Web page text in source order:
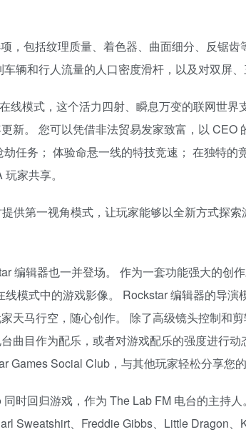
，包括纹理质量、着色器、曲面细分、反锯
辆和行人流量的人口密度滑杆，以及对双屏、
线模式，这个活力四射、瞬息万变的联网世界
新。 您可以凭借非法贸易发家致富，以 CEO
任务； 体验命悬一线的特技竞速； 在独特的
家共享。
供第一视角模式，让玩家能够以全新方式探
编辑器也一并登场。 作为一套功能强大的创
模式中的游戏影像。 Rockstar 编辑器的导
天马行空，随心创作。 除了高级镜头控制和
曲目作为配乐，或者对游戏配乐的强度进行
Games Social Club，与其他玩家轻松分享您的
时回归游戏，作为 The Lab FM 电台的主持
Sweatshirt、Freddie Gibbs、Little Dragon